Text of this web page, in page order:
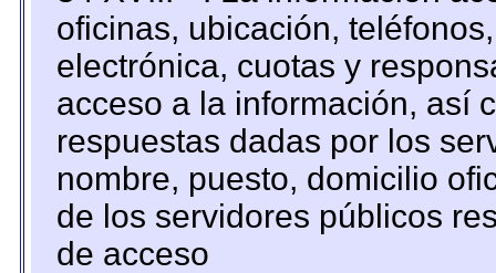
oficinas, ubicación,
electrónica, cuotas y
acceso a la información, así
respuestas dadas por los
nombre, puesto, domicilio
de los servidores públicos
de acceso